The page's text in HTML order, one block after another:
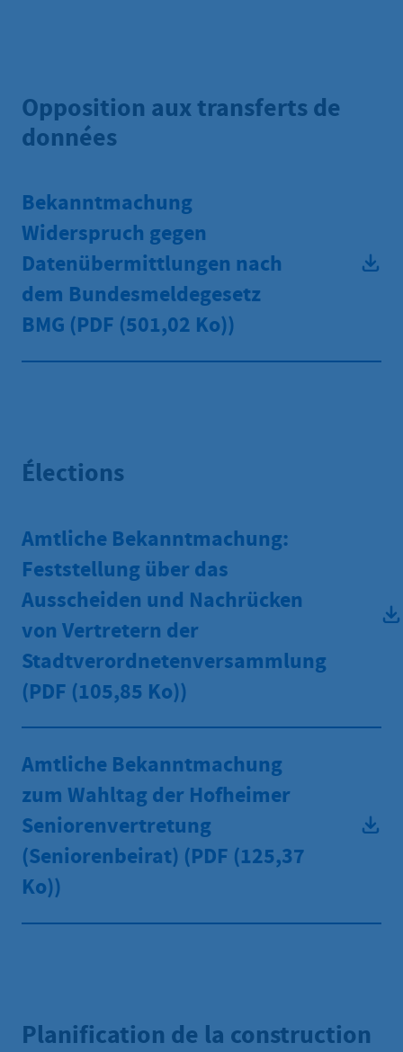
Opposition aux transferts de
données
Bekanntmachung
Widerspruch gegen
Datenübermittlungen nach
dem Bundesmeldegesetz
BMG (PDF (501,02 Ko))
Élections
Amtliche Bekanntmachung:
Feststellung über das
Ausscheiden und Nachrücken
von Vertretern der
Stadtverordnetenversammlung
(PDF (105,85 Ko))
Amtliche Bekanntmachung
zum Wahltag der Hofheimer
Seniorenvertretung
(Seniorenbeirat) (PDF (125,37
Ko))
Planification de la construction